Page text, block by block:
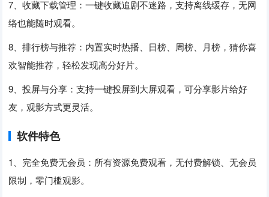
7、收藏下载管理：一键收藏追剧不迷路，支持离线缓存，无网
络也能随时观看。
8、排行榜与推荐：内置实时热播、日榜、周榜、月榜，猜你喜
欢智能推荐，轻松发现高分好片。
9、投屏与分享：支持一键投屏到大屏观看，可分享影片给好
友，观影方式更灵活。
软件特色
1、完全免费无会员：所有资源免费观看，无付费解锁、无会员
限制，零门槛观影。